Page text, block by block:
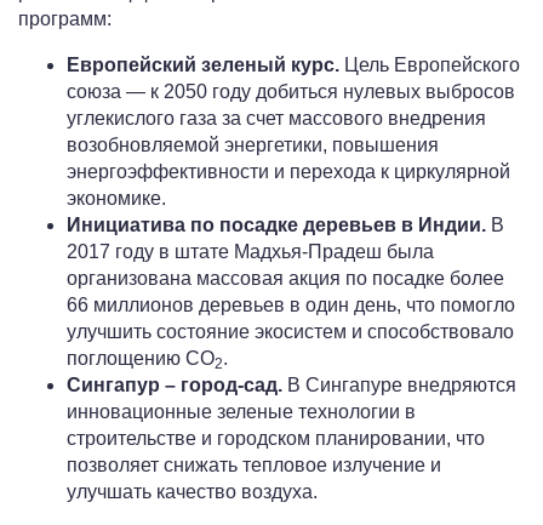
программ:
Европейский зеленый курс. Цель Европейского
союза — к 2050 году добиться нулевых выбросов
углекислого газа за счет массового внедрения
возобновляемой энергетики, повышения
энергоэффективности и перехода к циркулярной
экономике.
Инициатива по посадке деревьев в Индии. В
2017 году в штате Мадхья-Прадеш была
организована массовая акция по посадке более
66 миллионов деревьев в один день, что помогло
улучшить состояние экосистем и способствовало
поглощению CO2.
Сингапур – город-сад. В Сингапуре внедряются
инновационные зеленые технологии в
строительстве и городском планировании, что
позволяет снижать тепловое излучение и
улучшать качество воздуха.